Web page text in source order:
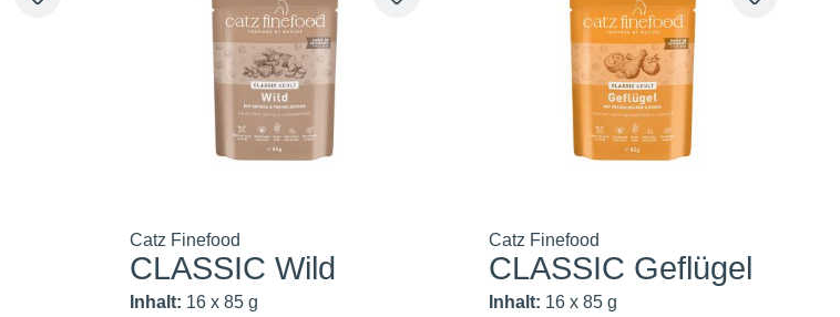
Catz Finefood
CLASSIC Wild
Inhalt: 16 x 85 g
Catz Finefood
CLASSIC Geflügel
Inhalt: 16 x 85 g